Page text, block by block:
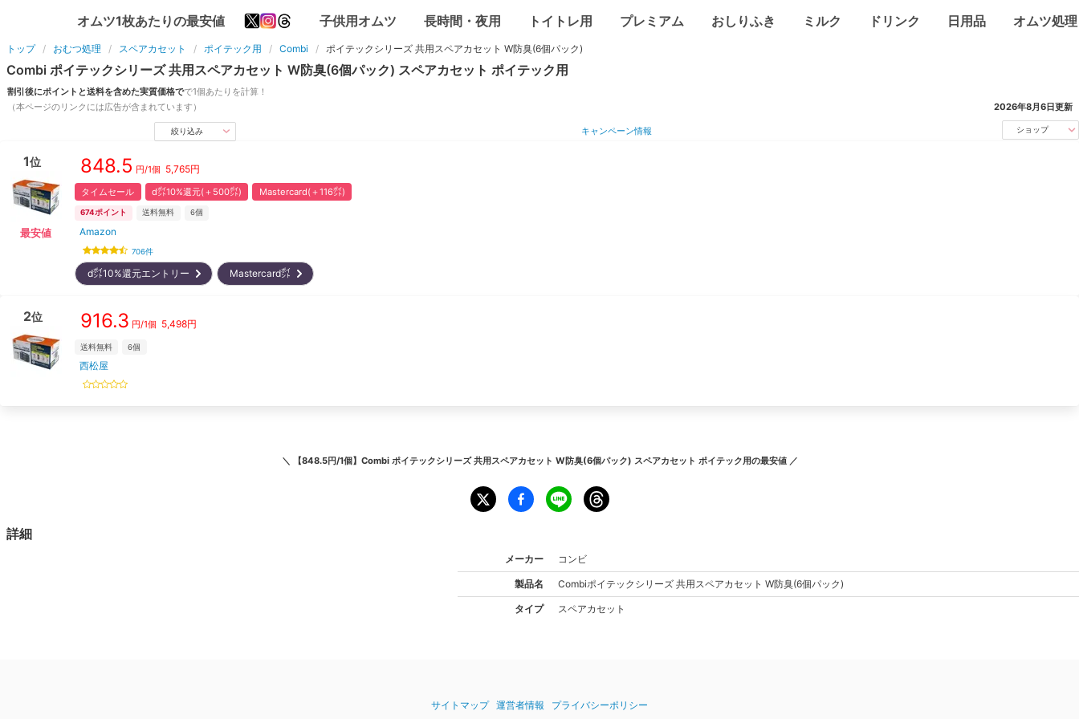
オムツ1枚あたりの最安値 子供用オムツ 長時間・夜用 トイトレ用 プレミアム おしりふき ミルク ドリンク 日用品 オムツ処理
トップ おむつ処理 スペアカセット ポイテック用 Combi ポイテックシリーズ 共用スペアカセット W防臭(6個パック)
Combi ポイテックシリーズ 共用スペアカセット W防臭(6個パック) スペアカセット ポイテック用
割引後にポイントと送料を含めた実質価格でで1個あたりを計算！
（本ページのリンクには広告が含まれています）
2026年8月6日更新
絞り込み キャンペーン情報 ショップ
1位
最安値
848.5 円/1個 5,765円
タイムセール d㌽10%還元(＋500㌽) Mastercard(＋116㌽)
674ポイント 送料無料 6個
Amazon
706件
d㌽10%還元エントリー Mastercard㌽
2位 916.3 円/1個 5,498円
送料無料 6個
西松屋
＼ 【848.5円/1個】Combi ポイテックシリーズ 共用スペアカセット W防臭(6個パック) スペアカセット ポイテック用の最安値 ／
詳細
メーカー コンビ
製品名 Combiポイテックシリーズ 共用スペアカセット W防臭(6個パック)
タイプ スペアカセット
サイトマップ 運営者情報 プライバシーポリシー